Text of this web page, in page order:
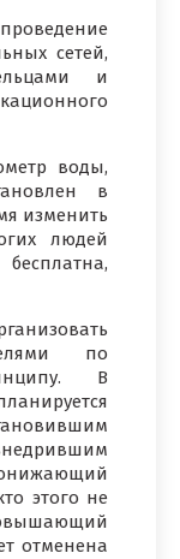
сетей,
и
воды,
в
изменить
людей
по
В
этого не
отменена